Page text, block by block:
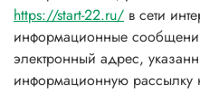
https://start-22.ru/ в сети
информационные
электронный адрес,
информационную рассылку